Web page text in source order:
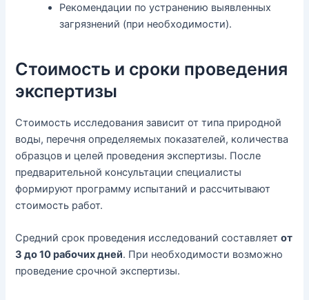
Рекомендации по устранению выявленных
загрязнений (при необходимости).
Стоимость и сроки проведения
экспертизы
Стоимость исследования зависит от типа природной
воды, перечня определяемых показателей, количества
образцов и целей проведения экспертизы. После
предварительной консультации специалисты
формируют программу испытаний и рассчитывают
стоимость работ.
Средний срок проведения исследований составляетот
3 до 10 рабочих дней. При необходимости возможно
проведение срочной экспертизы.